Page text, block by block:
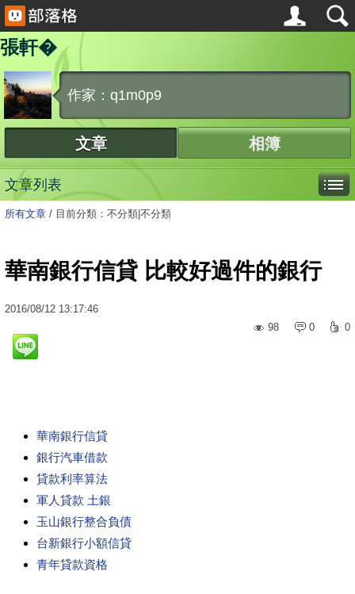
張軒�
作家：q1m0p9
文章 相簿
文章列表
所有文章 / 目前分類：不分類|不分類
華南銀行信貸 比較好過件的銀行
2016/08/12 13:17:46
98
0 0
華南銀行信貸
銀行汽車借款
貸款利率算法
軍人貸款 土銀
玉山銀行整合負債
台新銀行小額信貸
青年貸款資格